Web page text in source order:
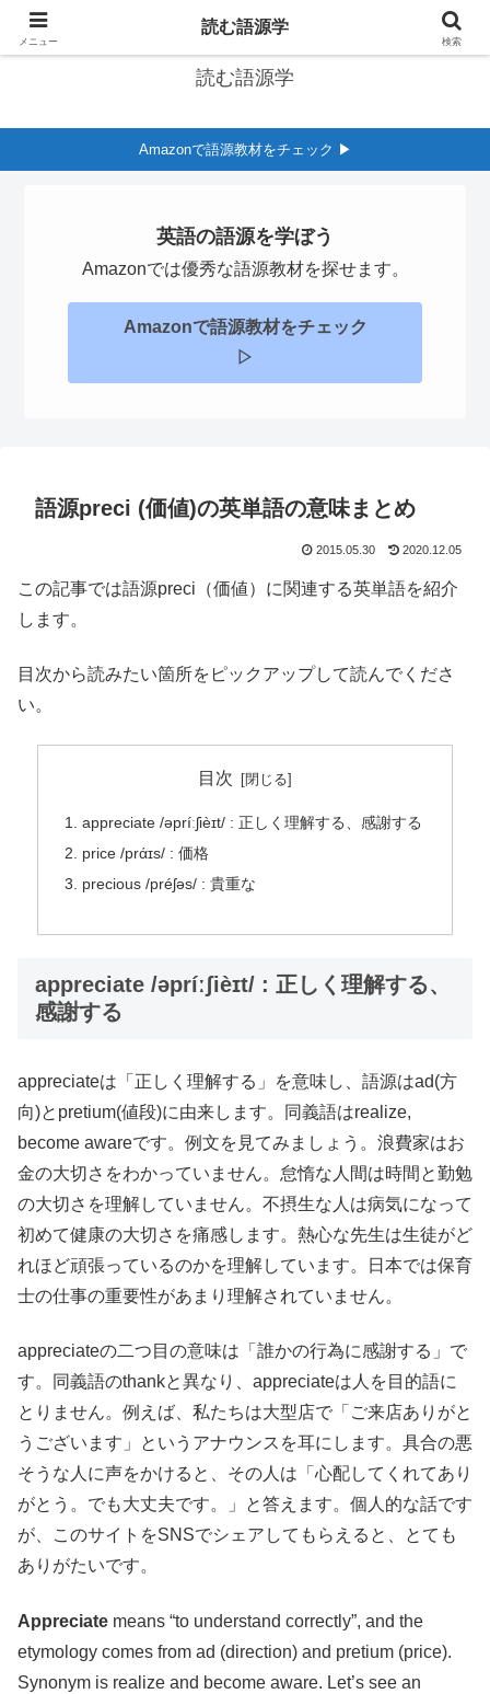
英語の語源学習サイト
読む語源学
Amazonで語源教材をチェック ▶︎
英語の語源を学ぼう
Amazonでは優秀な語源教材を探せます。
Amazonで語源教材をチェック
▷
語源preci (価値)の英単語の意味まとめ
2015.05.30 2020.12.05
この記事では語源preci（価値）に関連する英単語を紹介
します。
目次から読みたい箇所をピックアップして読んでくださ
い。
目次
appreciate /əpríːʃièɪt/ : 正しく理解する、感謝する
price /prάɪs/ : 価格
precious /préʃəs/ : 貴重な
appreciate /əpríːʃièɪt/ : 正しく理解する、
感謝する
appreciateは「正しく理解する」を意味し、語源はad(方
向)とpretium(値段)に由来します。同義語はrealize,
become awareです。例文を見てみましょう。浪費家はお
金の大切さをわかっていません。怠惰な人間は時間と勤勉
の大切さを理解していません。不摂生な人は病気になって
初めて健康の大切さを痛感します。熱心な先生は生徒がど
れほど頑張っているのかを理解しています。日本では保育
士の仕事の重要性があまり理解されていません。
appreciateの二つ目の意味は「誰かの行為に感謝する」で
す。同義語のthankと異なり、appreciateは人を目的語に
とりません。例えば、私たちは大型店で「ご来店ありがと
うございます」というアナウンスを耳にします。具合の悪
そうな人に声をかけると、その人は「心配してくれてあり
がとう。でも大丈夫です。」と答えます。個人的な話です
が、このサイトをSNSでシェアしてもらえると、とても
ありがたいです。
Appreciate means “to understand correctly”, and the
etymology comes from ad (direction) and pretium (price).
Synonym is realize and become aware. Let’s see an
メニュー
読む語源学
検索